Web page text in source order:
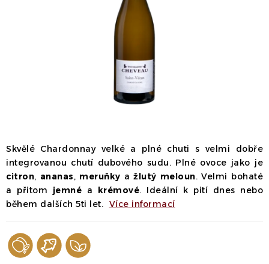
Kontakty
Vinné zážitky
Skvělé Chardonnay velké a plné chuti s velmi dobře
integrovanou chutí dubového sudu. Plné ovoce jako je
citron, ananas, meruňky ažlutý meloun. Velmi bohaté
a přitom jemné a krémové. Ideální k pití dnes nebo
během dalších 5ti let. Více informací